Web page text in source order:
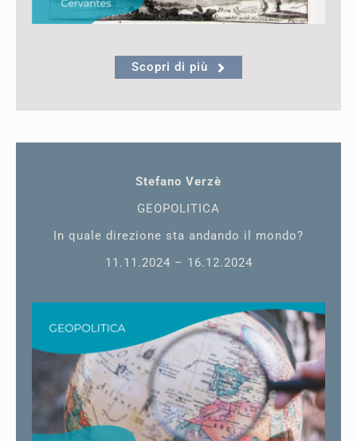
Scopri di più
Stefano Verzè
GEOPOLITICA
In quale direzione sta andando il mondo?
11.11.2024 – 16.12.2024